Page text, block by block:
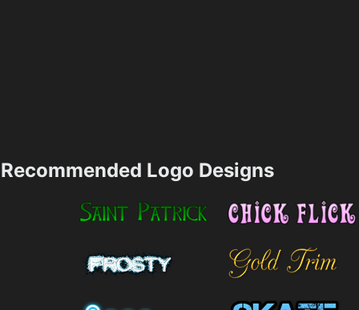
Recommended Logo Designs